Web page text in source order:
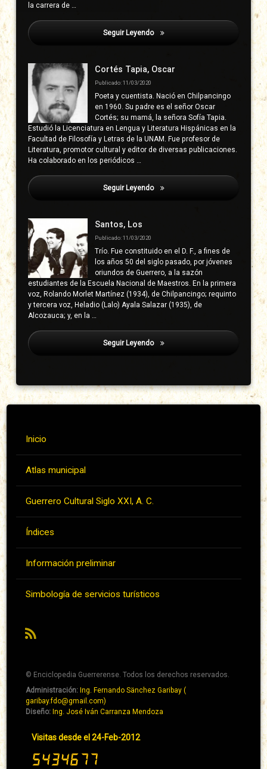
la carrera de …
Seguir Leyendo Terán Urióstegui, Manuel
Cortés Tapia, Oscar
Publicado: 11/03/2020
Poeta y cuentista. Nació en Chilpancingo
en 1960. Su padre es el señor Oscar
Cortés; su mamá, la señora Sofía Tapia.
Estudió la Licenciatura en Lengua y Literatura Hispánicas en la
Facultad de Filosofía y Letras de la UNAM. Fue profesor de
Literatura, promotor cultural y editor de diversas publicaciones.
Ha colaborado en los periódicos …
Seguir Leyendo Terán Urióstegui, Manuel
Santos, Los
Publicado: 11/03/2020
Trío. Fue constituido en el D. F., a fines de
los años 50 del siglo pasado, por jóvenes
oriundos de Guerrero, a la sazón
estudiantes de la Escuela Nacional de Maestros. En la primera
voz, Rolando Morlet Martínez (1934), de Chilpancingo; requinto
y tercera voz, Heladio (Lalo) Ayala Salazar (1935), de
Alcozauca; y, en la …
Seguir Leyendo Terán Urióstegui, Manuel
Inicio
Atlas municipal
Guerrero Cultural Siglo XXI, A. C.
Índices
Información preliminar
Simbología de servicios turísticos
RSS
© Enciclopedia Guerrerense. Todos los derechos reservados.
Pie
de
→
Abaixo
Administración: Ing. Fernando Sänchez Garibay (
garibay.fdo@gmail.com)
Diseño: Ing. José Iván Carranza Mendoza
de
página
Visitas desde el 24-Feb-2012